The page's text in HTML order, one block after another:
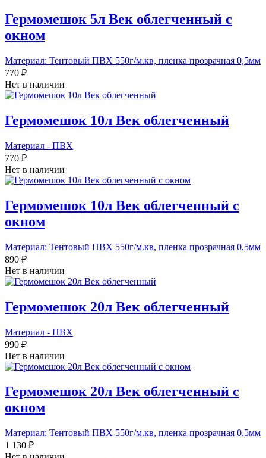
Гермомешок 5л Век облегченный с
окном
Материал: Тентовый ПВХ 550г/м.кв, пленка прозрачная 0,5мм
770 ₽
Нет в наличии
Гермомешок 10л Век облегченный
Материал - ПВХ
770 ₽
Нет в наличии
Гермомешок 10л Век облегченный с
окном
Материал: Тентовый ПВХ 550г/м.кв, пленка прозрачная 0,5мм
890 ₽
Нет в наличии
Гермомешок 20л Век облегченный
Материал - ПВХ
990 ₽
Нет в наличии
Гермомешок 20л Век облегченный с
окном
Материал: Тентовый ПВХ 550г/м.кв, пленка прозрачная 0,5мм
1 130 ₽